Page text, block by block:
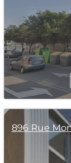
896 Rue